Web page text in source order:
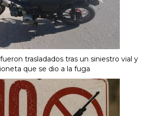
trasladados tras un siniestro vial y
que se dio a la fuga